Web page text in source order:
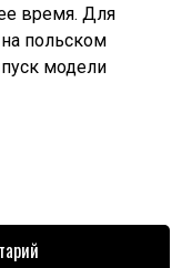
время. Для
польском
модели